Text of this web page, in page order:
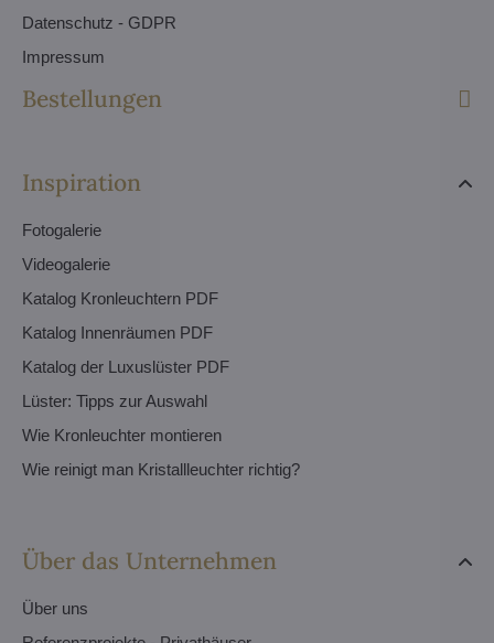
Datenschutz - GDPR
Impressum
Bestellungen
Inspiration
Fotogalerie
Videogalerie
Katalog Kronleuchtern PDF
Katalog Innenräumen PDF
Katalog der Luxuslüster PDF
Lüster: Tipps zur Auswahl
Wie Kronleuchter montieren
Wie reinigt man Kristallleuchter richtig?
Über das Unternehmen
Über uns